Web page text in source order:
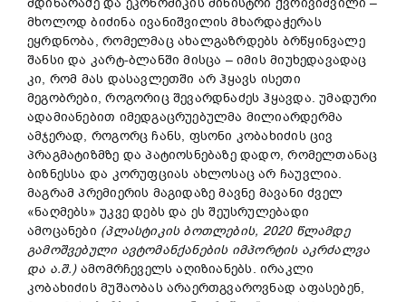
მხოლოდ ბიძინა ივანიშვილის მხარდაჭერას
ეყრდნობა, რომელმაც ახალგაზრდებს ბრწყინვალე
შანსი და კარტ-ბლანში მისცა – იმის მიუხედავადაც
კი, რომ მას დასავლეთში არ ჰყავს ისეთი
მეგობრები, როგორიც შევარდნაძეს ჰყავდა. უმადური
ადამიანებით იმედგაცრუებულმა მილიარდერმა
ამჯერად, როგორც ჩანს, ფსონი კობახიძის ცივ
პრაგმატიზმზე და პატიოსნებაზე დადო, რომელთანაც
ბიზნესსა და კორუფციას ახლოსაც არ ჩაუვლია.
მაგრამ პრემიერის მაგიდაზე მავნე მავანი ძველ
«ნაღმებს» უკვე დებს და ეს შეუსრულებადი
ამოცანები (პლასტიკის ბოთლების, 2020 წლამდე
გამოშვებული ავტომანქანების იმპორტის აკრძალვა
და ა.შ.) ამომრჩეველს აღიზიანებს. ირაკლი
კობახიძის მუშაობას არაერთგვაროვნად აფასებენ,